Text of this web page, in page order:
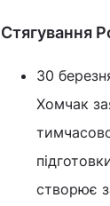
Стягування
30
Хомчак
створює